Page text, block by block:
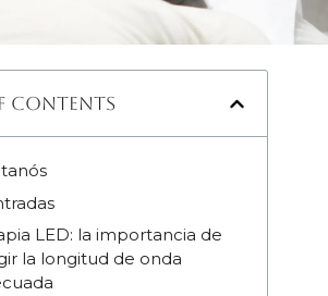
Contents
LED: la importancia de
la longitud de onda